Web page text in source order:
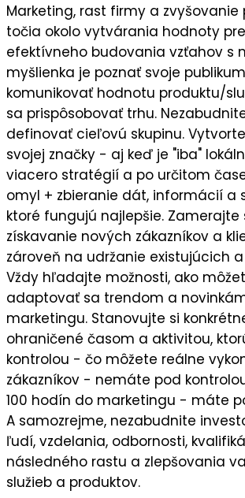
Marketing, rast firmy a zvyšovanie
točia okolo vytvárania hodnoty
efektívneho budovania vzťahov s
myšlienka je poznať svoje publikum
komunikovať hodnotu produktu/
sa prispôsobovať trhu.
definovať cieľovú skupinu.
svojej značky - aj keď je "iba"
viacero stratégií a po určitom
omyl + zbieranie dát, informácií a
ktoré fungujú najlepšie. Zamerajte
získavanie nových zákazníkov a
zároveň na udržanie existujúcich
Vždy hľadajte možnosti, ako
adaptovať sa trendom a
marketingu. Stanovujte si
ohraničené časom a aktivitou,
kontrolou - čo môžete reálne
zákazníkov - nemáte pod
100 hodín do marketingu - máte
A samozrejme, nezabudnite
ľudí, vzdelania, odbornosti,
následného rastu a zlepšovania
služieb a produktov.